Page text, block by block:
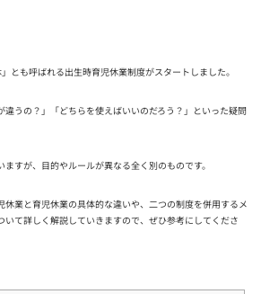
とも呼ばれる出生時育児休業制度がスタートしました。
違うの？」「どちらを使えばいいのだろう？」といった疑問
すが、目的やルールが異なる全く別のものです。
休業と育児休業の具体的な違いや、二つの制度を併用するメ
いて詳しく解説していきますので、ぜひ参考にしてくださ